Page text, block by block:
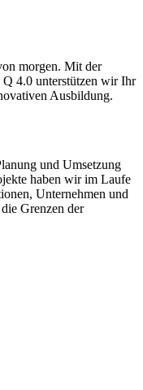
morgen. Mit der
4.0 unterstützen wir Ihr
Ausbildung.
und Umsetzung
haben wir im Laufe
Unternehmen und
Grenzen der